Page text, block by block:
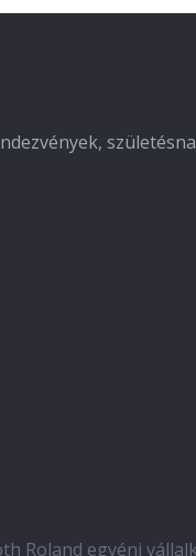
Roland egyéni